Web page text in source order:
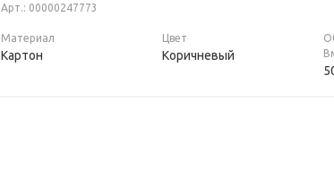
Арт.: 00000247773
Материал
Картон
Цвет
Коричневый